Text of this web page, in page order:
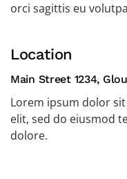
orci sagittis eu
Location
Main Street 1234,
Lorem ipsum dolor
elit, sed do eiusmod
dolore.